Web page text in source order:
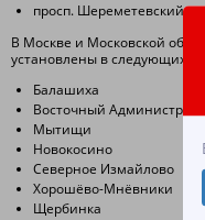
просп. Шереметевский, д.
В Москве и Московской
установлены в следующих
Балашиха
Восточный
Мытищи
Новокосино
Северное Измайлово
Хорошёво-Мнёвники
Щербинка